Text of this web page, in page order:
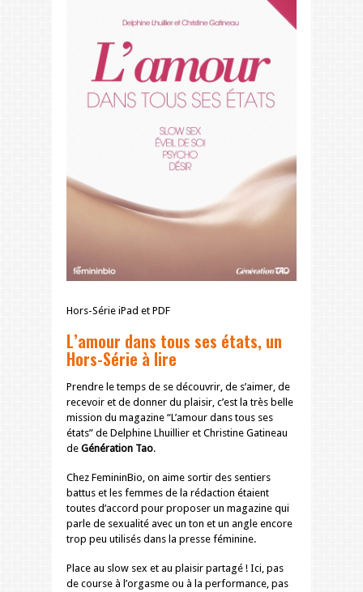
Hors-Série iPad et PDF
L’amour dans tous ses états, un
Hors-Série à lire
Prendre le temps de se découvrir, de s’aimer, de
recevoir et de donner du plaisir, c’est la très belle
mission du magazine “L’amour dans tous ses
états” de Delphine Lhuillier et Christine Gatineau
de Génération Tao.
Chez FemininBio, on aime sortir des sentiers
battus et les femmes de la rédaction étaient
toutes d’accord pour proposer un magazine qui
parle de sexualité avec un ton et un angle encore
trop peu utilisés dans la presse féminine.
Place au slow sex et au plaisir partagé ! Ici, pas
de course à l’orgasme ou à la performance, pas